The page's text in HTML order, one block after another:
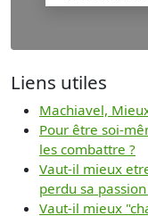
Liens utiles
Machiavel,
Pour être soi-
les combattre ?
Vaut-il mieux
perdu sa passion
Vaut-il mieux